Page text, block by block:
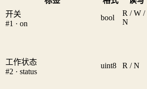
开关
#1 · on
bool
R / W /
N
工作状态
#2 · status
uint8 R / N